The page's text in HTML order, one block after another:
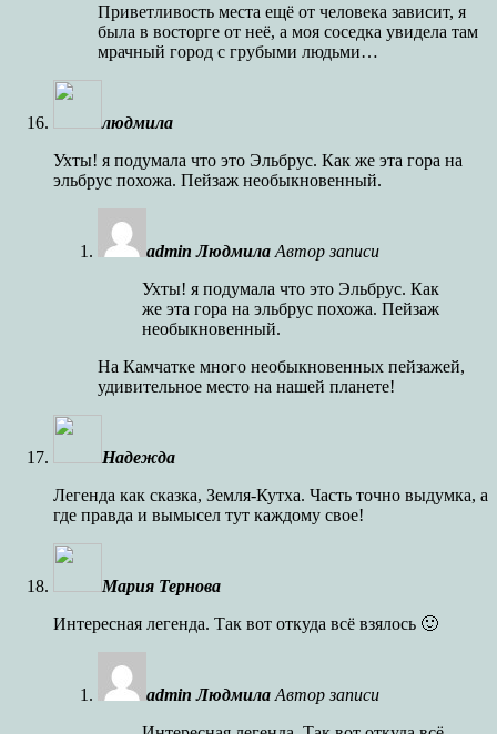
Приветливость места ещё от человека зависит, я
была в восторге от неё, а моя соседка увидела там
мрачный город с грубыми людьми…
людмила
Ухты! я подумала что это Эльбрус. Как же эта гора на
эльбрус похожа. Пейзаж необыкновенный.
admin Людмила Автор записи
Ухты! я подумала что это Эльбрус. Как
же эта гора на эльбрус похожа. Пейзаж
необыкновенный.
На Камчатке много необыкновенных пейзажей,
удивительное место на нашей планете!
Надежда
Легенда как сказка, Земля-Кутха. Часть точно выдумка, а
где правда и вымысел тут каждому свое!
Мария Тернова
Интересная легенда. Так вот откуда всё взялось 🙂
admin Людмила Автор записи